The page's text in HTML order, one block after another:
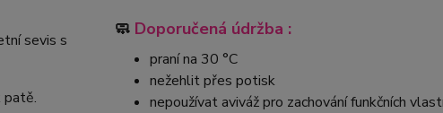
sevis s
patě.
🧼 Doporučená údržba :
praní na 30 °C
nežehlit přes potisk
nepoužívat aviváž pro zachování funkčních